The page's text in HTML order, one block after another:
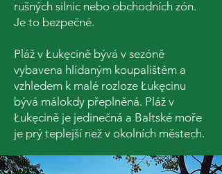
rušných silnic nebo obchodních zón.
Je to bezpečné.
Pláž v Łukęcině bývá v sezóně
vybavena hlídaným koupalištěm a
vzhledem k malé rozloze Łukęcinu
bývá málokdy přeplněná. Pláž v
Łukęcině je jedinečná a Baltské moře
je prý teplejší než v okolních městech.